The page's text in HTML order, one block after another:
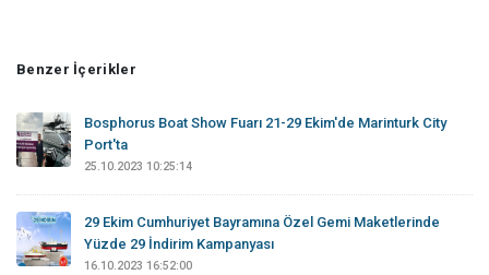
Benzer İçerikler
Bosphorus Boat Show Fuarı 21-29 Ekim'de Marinturk City
Port'ta
25.10.2023 10:25:14
29 Ekim Cumhuriyet Bayramına Özel Gemi Maketlerinde
Yüzde 29 İndirim Kampanyası
16.10.2023 16:52:00